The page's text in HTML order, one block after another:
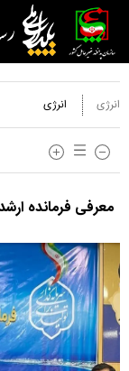
انرژی انرژی
معرفی فرمانده